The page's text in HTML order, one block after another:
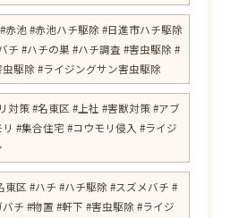
赤池 #赤池ハチ駆除 #日進市ハチ駆除
チ #ハチの巣 #ハチ調査 #害虫駆除 #
虫駆除 #ライジングサン害虫駆除
対策 #名東区 #上社 #害獣対策 #アブ
リ #集合住宅 #コウモリ侵入 #ライジ
東区 #ハチ #ハチ駆除 #スズメバチ #
チ #物置 #軒下 #害虫駆除 #ライジ